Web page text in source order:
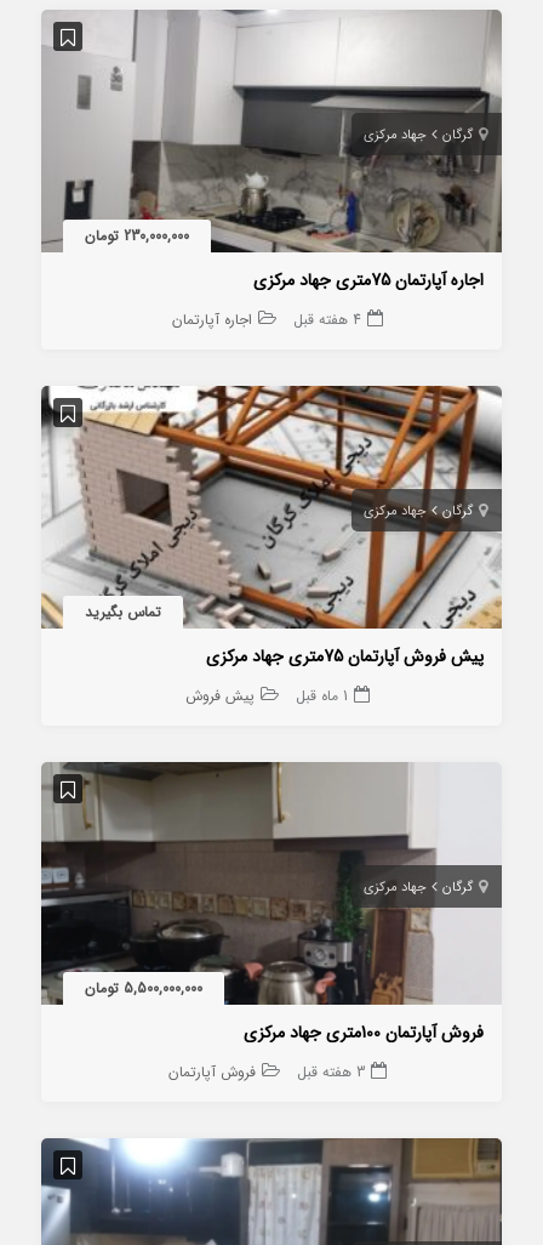
گرگان جهاد مرکزی
230,000,000 تومان
اجاره آپارتمان 75متری جهاد مرکزی
4 هفته قبل اجاره آپارتمان
گرگان جهاد مرکزی
تماس بگیرید
پیش فروش آپارتمان 75متری جهاد مرکزی
1 ماه قبل پیش فروش
گرگان جهاد مرکزی
5,500,000,000 تومان
فروش آپارتمان 100متری جهاد مرکزی
3 هفته قبل فروش آپارتمان